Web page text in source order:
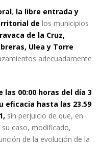
, la libre entrada y
de los municipios
de la Cruz,
Ulea y Torre
adecuadamente
las 00:00 horas del día 3
eficacia hasta las 23.59
sin perjuicio de que, en
caso, modificado,
de la evolución de la